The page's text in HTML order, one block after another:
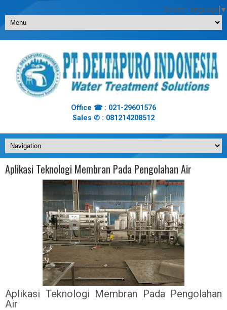
Select Language ▼
Office ☎ : 021-29601576
Sales ✆ : 081214208512
Aplikasi Teknologi Membran Pada Pengolahan Air
Aplikasi Teknologi Membran Pada Pengolahan
Air